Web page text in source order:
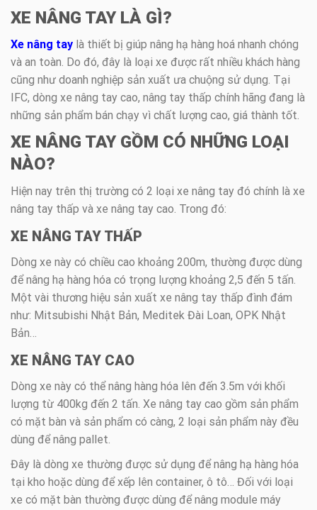
XE NÂNG TAY LÀ GÌ?
Xe nâng tay là thiết bị giúp nâng hạ hàng hoá nhanh chóng
và an toàn. Do đó, đây là loại xe được rất nhiều khách hàng
cũng như doanh nghiệp sản xuất ưa chuộng sử dụng. Tại
IFC, dòng xe nâng tay cao, nâng tay thấp chính hãng đang là
những sản phẩm bán chạy vì chất lượng cao, giá thành tốt.
XE NÂNG TAY GỒM CÓ NHỮNG LOẠI
NÀO?
Hiện nay trên thị trường có 2 loại xe nâng tay đó chính là xe
nâng tay thấp và xe nâng tay cao. Trong đó:
XE NÂNG TAY THẤP
Dòng xe này có chiều cao khoảng 200m, thường được dùng
để nâng hạ hàng hóa có trọng lượng khoảng 2,5 đến 5 tấn.
Một vài thương hiệu sản xuất xe nâng tay thấp đình đám
như: Mitsubishi Nhật Bản, Meditek Đài Loan, OPK Nhật
Bản…
XE NÂNG TAY CAO
Dòng xe này có thể nâng hàng hóa lên đến 3.5m với khối
lượng từ 400kg đến 2 tấn. Xe nâng tay cao gồm sản phẩm
có mặt bàn và sản phẩm có càng, 2 loại sản phẩm này đều
dùng để nâng pallet.
Đây là dòng xe thường được sử dụng để nâng hạ hàng hóa
tại kho hoặc dùng để xếp lên container, ô tô… Đối với loại
xe có mặt bàn thường được dùng để nâng module máy